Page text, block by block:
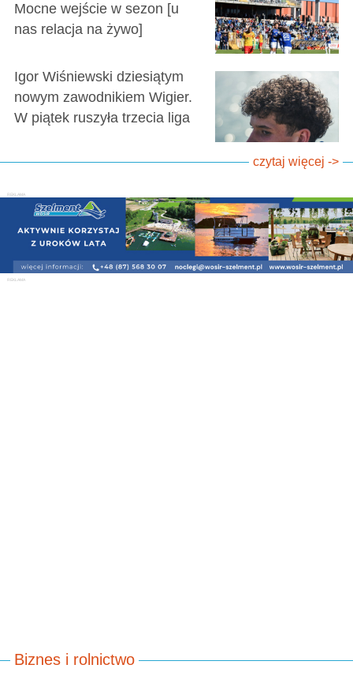
Mocne wejście w sezon [u
nas relacja na żywo]
Igor Wiśniewski dziesiątym
nowym zawodnikiem Wigier.
W piątek ruszyła trzecia liga
czytaj więcej ->
Biznes i rolnictwo